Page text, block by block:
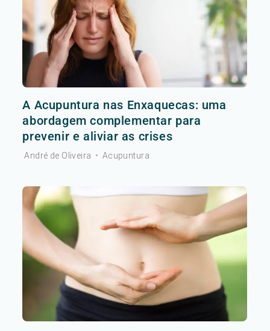
A Acupuntura nas Enxaquecas: uma
abordagem complementar para
prevenir e aliviar as crises
André de Oliveira • Acupuntura